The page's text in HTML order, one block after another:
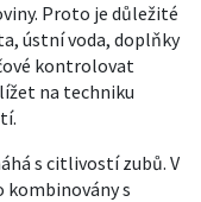
Proto je důležité
ústní voda, doplňky
kontrolovat
na techniku
s citlivostí zubů. V
kombinovány s